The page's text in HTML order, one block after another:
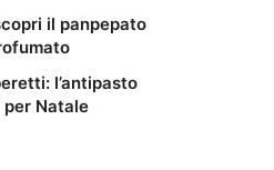
il panpepato
l’antipasto
per Natale